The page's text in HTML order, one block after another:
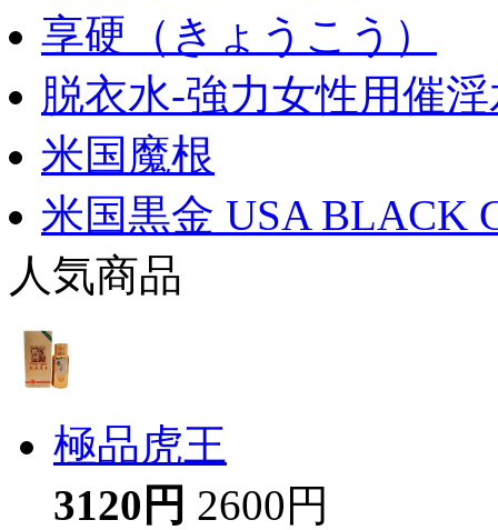
享硬（きょうこう）
脱衣水-強力女性用催
米国魔根
米国黒金 USA BLACK
人気商品
極品虎王
3120円 2600円